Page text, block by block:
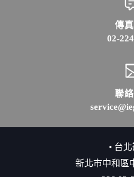
傳
02-
聯
• 台
新北市中和區